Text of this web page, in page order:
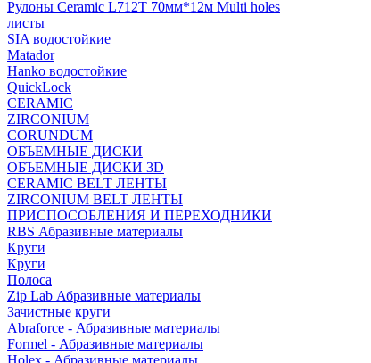
Рулоны Ceramic L712T 70мм*12м Multi holes
листы
SIA водостойкие
Matador
Hanko водостойкие
QuickLock
CERAMIC
ZIRCONIUM
СORUNDUM
ОБЪЕМНЫЕ ДИСКИ
ОБЪЕМНЫЕ ДИСКИ 3D
CERAMIC BELT ЛЕНТЫ
ZIRCONIUM BELT ЛЕНТЫ
ПРИСПОСОБЛЕНИЯ И ПЕРЕХОДНИКИ
RBS Абразивные материалы
Круги
Круги
Полоса
Zip Lab Абразивные материалы
Зачистные круги
Abraforce - Абразивные материалы
Formel - Абразивные материалы
Holex - Абразивные материалы